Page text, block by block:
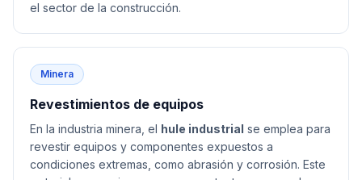
el sector de la construcción.
Minera
Revestimientos de equipos
En la industria minera, el hule industrial se emplea para
revestir equipos y componentes expuestos a
condiciones extremas, como abrasión y corrosión. Este